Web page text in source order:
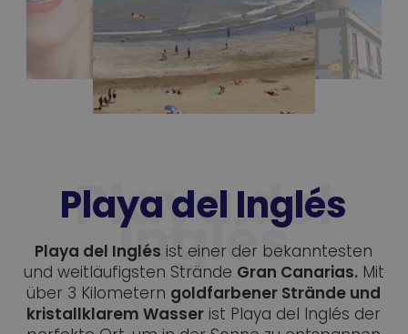
Playa del Inglés
Playa del Inglés ist einer der bekanntesten
und weitläufigsten Strände Gran Canarias.Mit
über 3 Kilometern goldfarbener Strände und
kristallklarem Wasser ist Playa del Inglés der